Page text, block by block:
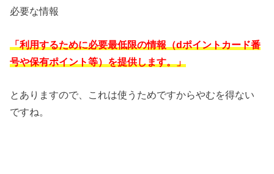
必要な情報
「利用するために必要最低限の情報（dポイントカード番
号や保有ポイント等）を提供します。」
とありますので、これは使うためですからやむを得ない
ですね。